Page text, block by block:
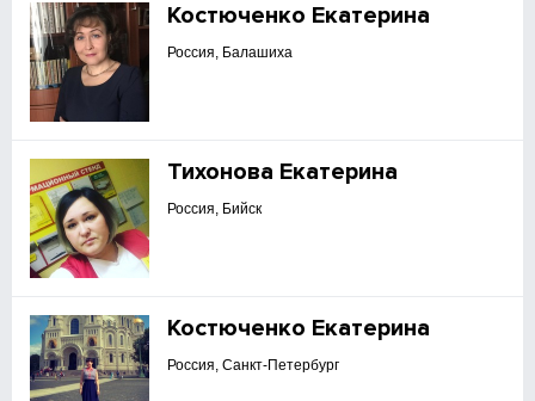
Костюченко Екатерина
Россия, Балашиха
Тихонова Екатерина
Россия, Бийск
Костюченко Екатерина
Россия, Санкт-Петербург